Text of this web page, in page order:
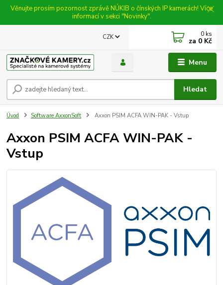
Věnujte prosím pozornost zprávě NÚKIB o čínských IP kamerách! Více
informací v sekci "Novinky".
Menu
CZK
Hledat
0 ks
za 0 Kč
Úvod Software AxxonSoft Axxon PSIM ACFA WIN-PAK - Vstup
Axxon PSIM ACFA WIN-PAK -
Vstup